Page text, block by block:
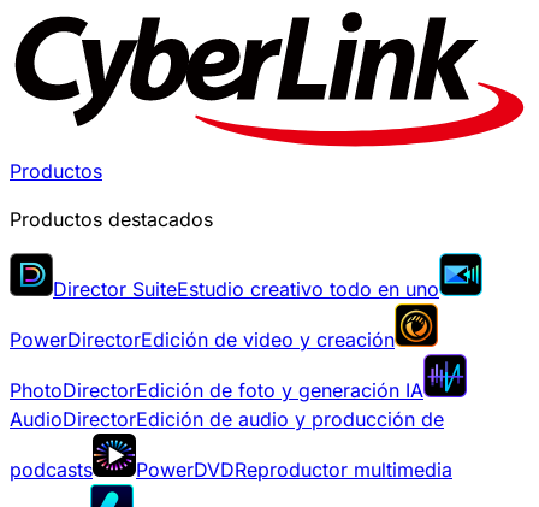
Productos
Productos destacados
Director SuiteEstudio creativo todo en uno
PowerDirectorEdición de video y creación
PhotoDirectorEdición de foto y generación IA
AudioDirectorEdición de audio y producción de
podcasts PowerDVDReproductor multimedia